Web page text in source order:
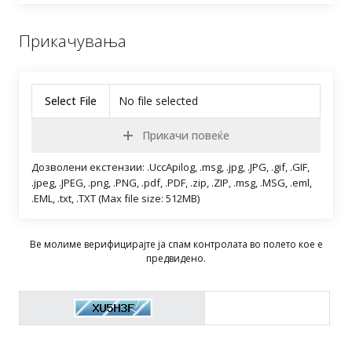
Прикачувања
Select File No file selected
Прикачи повеќе
Дозволени екстензии: .UccApilog, .msg, .jpg, .JPG, .gif, .GIF,
.jpeg, .JPEG, .png, .PNG, .pdf, .PDF, .zip, .ZIP, .msg, .MSG, .eml,
.EML, .txt, .TXT (Max file size: 512MB)
Ве молиме верифицирајте ја спам контролата во полето кое е
предвидено.